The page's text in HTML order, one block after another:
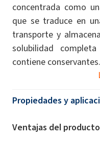
concentrada como
que se traduce en
transporte y
solubilidad
contiene conservantes.
Propiedades y
Ventajas del